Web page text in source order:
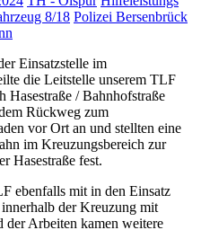
8/18 Polizei Bersenbrück
Einsatzstelle im
die Leitstelle unserem TLF
Hasestraße / Bahnhofstraße
Rückweg zum
vor Ort an und stellten eine
im Kreuzungsbereich zur
Hasestraße fest.
ebenfalls mit in den Einsatz
der Kreuzung mit
der Arbeiten kamen weitere